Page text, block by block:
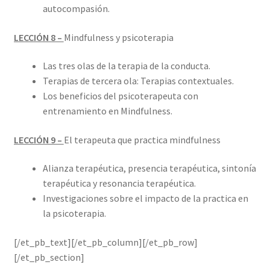
autocompasión.
LECCIÓN 8 – Mindfulness y psicoterapia
Las tres olas de la terapia de la conducta.
Terapias de tercera ola: Terapias contextuales.
Los beneficios del psicoterapeuta con
entrenamiento en Mindfulness.
LECCIÓN 9 – El terapeuta que practica mindfulness
Alianza terapéutica, presencia terapéutica, sintonía
terapéutica y resonancia terapéutica.
Investigaciones sobre el impacto de la practica en
la psicoterapia.
[/et_pb_text][/et_pb_column][/et_pb_row]
[/et_pb_section]